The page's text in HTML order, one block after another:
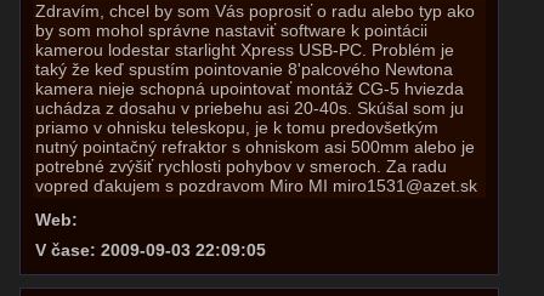
Zdravím, chcel by som Vás poprosiť o radu alebo typ ako
by som mohol správne nastaviť software k pointácii
kamerou lodestar starlight Xpress USB-PC. Problém je
taký že keď spustím pointovanie 8'palcového Newtona
kamera nieje schopná upointovať montáž CG-5 hviezda
uchádza z dosahu v priebehu asi 20-40s. Skúšal som ju
priamo v ohnisku teleskopu, je k tomu predovšetkým
nutný pointačný refraktor s ohniskom asi 500mm alebo je
potrebné zvýšiť rychlosti pohybov v smeroch. Za radu
vopred ďakujem s pozdravom Miro MI miro1531@azet.sk
Web:
V čase: 2009-09-03 22:09:05